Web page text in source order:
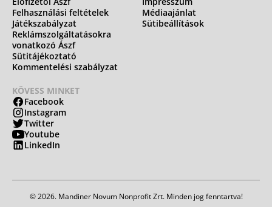
Felhasználási feltételek
Játékszabályzat
Reklámszolgáltatásokra
vonatkozó Ászf
Sütitájékoztató
Kommentelési szabályzat
Médiaajánlat
Sütibeállítások
KÖVESS MINKET
Facebook
Instagram
Twitter
Youtube
LinkedIn
© 2026. Mandiner Novum Nonprofit Zrt. Minden jog fenntartva!